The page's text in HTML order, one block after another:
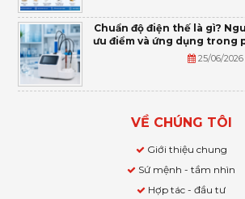
Chuẩn độ điện thế là gì?
ưu điểm và ứng dụng trong
25/06/2026
VỀ CHÚNG TÔI
Giới thiệu chung
Sứ mệnh - tầm nhìn
Hợp tác - đầu tư